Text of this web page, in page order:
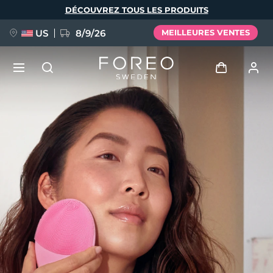
DÉCOUVREZ TOUS LES PRODUITS
US 8/9/26 MEILLEURES VENTES
Profil de l'utilisateur
Mes appareils
Mes commandes
Mes adresses
Mes abonnements
NOUVEAU
FAQ™ Pure Beauty-Tech Elixir
BREAKING NEWS
issa™ Teeth Whitening Set
Langue
English Deutsch
Español
Français
Italiano
Português
Polski
Svenska
Русский
Türkçe
简体中文 繁體中文